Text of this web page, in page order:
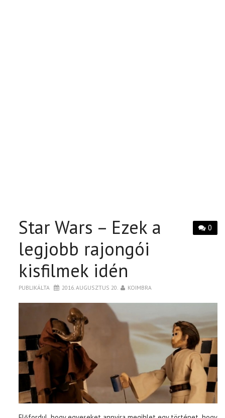
0
Star Wars – Ezek a
legjobb rajongói
kisfilmek idén
PUBLIKÁLTA 2016. AUGUSZTUS 20. KOIMBRA